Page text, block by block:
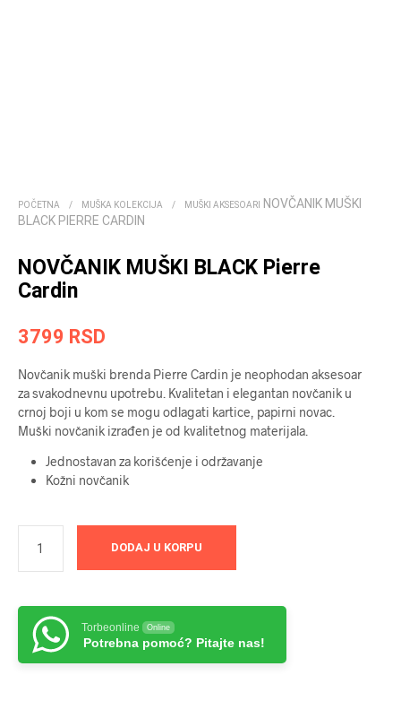
POČETNA / MUŠKA KOLEKCIJA / MUŠKI AKSESOARI
NOVČANIK MUŠKI
BLACK PIERRE CARDIN
NOVČANIK MUŠKI BLACK Pierre
Cardin
3799 RSD
Novčanik muški brenda Pierre Cardin je neophodan aksesoar
za svakodnevnu upotrebu. Kvalitetan i elegantan novčanik u
crnoj boji u kom se mogu odlagati kartice, papirni novac.
Muški novčanik izrađen je od kvalitetnog materijala.
Jednostavan za korišćenje i održavanje
Kožni novčanik
DODAJ U KORPU
Torbeonline Online
Potrebna pomoć? Pitajte nas!